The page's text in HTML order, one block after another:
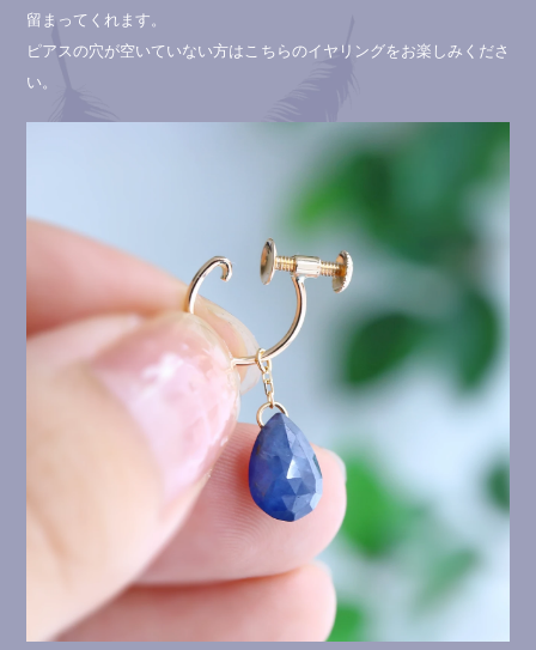
留まってくれます。
ピアスの穴が空いていない方はこちらのイヤリングをお楽しみくださ
い。